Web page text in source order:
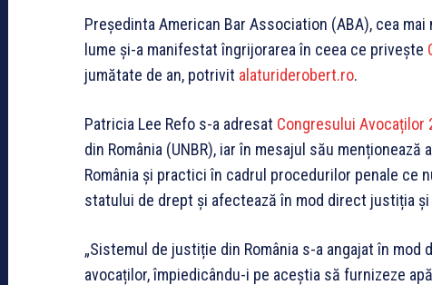
Președinta American Bar Association (ABA), cea
lume și-a manifestat îngrijorarea în ceea ce privește
jumătate de an, potrivit alaturiderobert.ro.
Patricia Lee Refo s-a adresat Congresului Avocaților
din România (UNBR), iar în mesajul său
România și practici în cadrul procedurilor penale ce
statului de drept și afectează în mod direct justiția
„Sistemul de justiție din România s-a angajat în
avocaților, împiedicându-i pe aceștia să furnizeze